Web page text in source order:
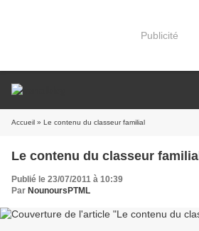
Publicité
Accueil » Le contenu du classeur familial
Le contenu du classeur familial
Publié le 23/07/2011 à 10:39
Par NounoursPTML